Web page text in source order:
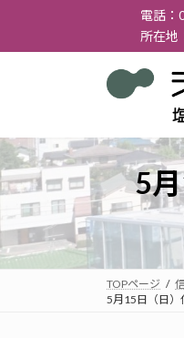
テ
ス
キ
ッ
ゲ
ン
に
移
電話：
所在地
5
TOPページ
5月15日（日）